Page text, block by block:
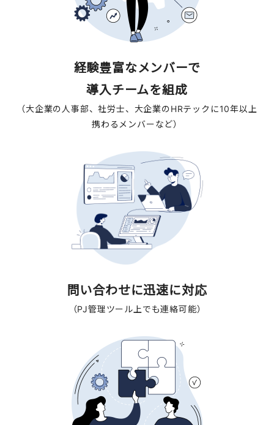
経験豊富なメンバーで
導入チームを組成
（大企業の人事部、社労士、大企業のHRテックに10年以上
携わるメンバーなど）
問い合わせに迅速に対応
（PJ管理ツール上でも連絡可能）